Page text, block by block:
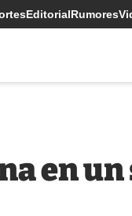
EditorialRumores
en